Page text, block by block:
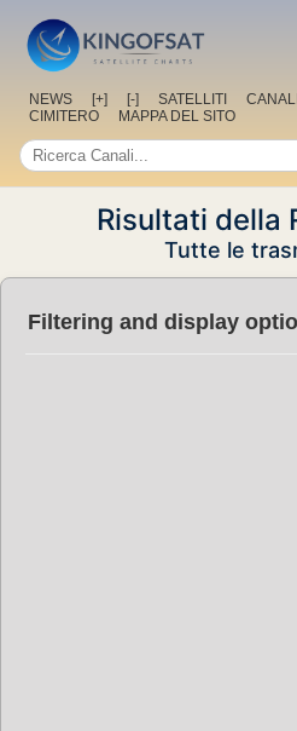
NEWS [+] [-] SATELLITI CANALI
CIMITERO
MAPPA DEL SITO
Risultati della
Tutte le
Filtering and display